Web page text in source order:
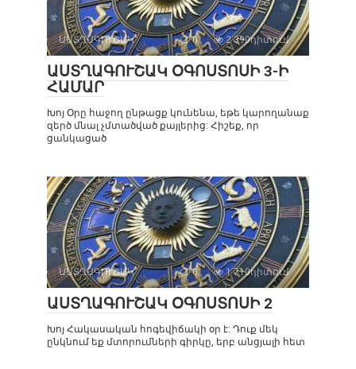
ԱՍՏՂԱԳՈՒՇԱԿ 0 2 390դիտում
ԱՍՏՂԱԳՈՒՇԱԿ ՕԳՈՍՏՈՍԻ 3-Ի
ՀԱՄԱՐ
Խոյ Օրը հաջող ընթացք կունենա, եթե կարողանաք
զերծ մնալ չմտածված քայլերից: Հիշեք, որ
ցանկացած
ԱՍՏՂԱԳՈՒՇԱԿ 0 1 710դիտում
ԱՍՏՂԱԳՈՒՇԱԿ ՕԳՈՍՏՈՍԻ 2
Խոյ Հակասական հոգեվիճակի օր է: Դուք մեկ
ընկնում եք մտորումների գիրկը, երբ անցյալի հետ